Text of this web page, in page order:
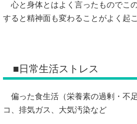
心と身体とはよく言ったものでこ
すると精神面も変わることがよく起
■日常生活ストレス
偏った食生活（栄養素の過剰・不
コ、排気ガス、大気汚染など